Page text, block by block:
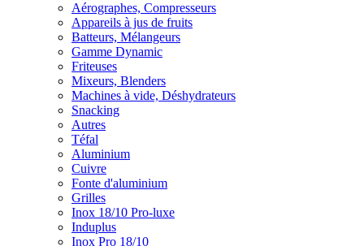
Aérographes, Compresseurs
Appareils à jus de fruits
Batteurs, Mélangeurs
Gamme Dynamic
Friteuses
Mixeurs, Blenders
Machines à vide, Déshydrateurs
Snacking
Autres
Téfal
Aluminium
Cuivre
Fonte d'aluminium
Grilles
Inox 18/10 Pro-luxe
Induplus
Inox Pro 18/10